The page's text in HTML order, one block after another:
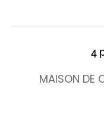
4
MAISON DE